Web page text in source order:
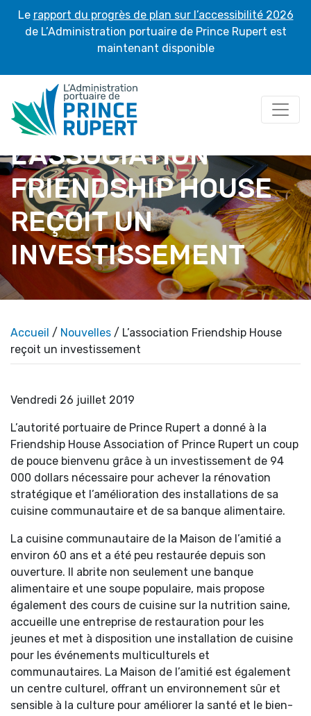
Le rapport du progrès de plan sur l’accessibilité 2026
de L’Administration portuaire de Prince Rupert est
maintenant disponible
L’ASSOCIATION
FRIENDSHIP HOUSE
REÇOIT UN
INVESTISSEMENT
Accueil / Nouvelles / L’association Friendship House
reçoit un investissement
Vendredi 26 juillet 2019
L’autorité portuaire de Prince Rupert a donné à la
Friendship House Association of Prince Rupert un coup
de pouce bienvenu grâce à un investissement de 94
000 dollars nécessaire pour achever la rénovation
stratégique et l’amélioration des installations de sa
cuisine communautaire et de sa banque alimentaire.
La cuisine communautaire de la Maison de l’amitié a
environ 60 ans et a été peu restaurée depuis son
ouverture. Il abrite non seulement une banque
alimentaire et une soupe populaire, mais propose
également des cours de cuisine sur la nutrition saine,
accueille une entreprise de restauration pour les
jeunes et met à disposition une installation de cuisine
pour les événements multiculturels et
communautaires. La Maison de l’amitié est également
un centre culturel, offrant un environnement sûr et
sensible à la culture pour améliorer la santé et le bien-